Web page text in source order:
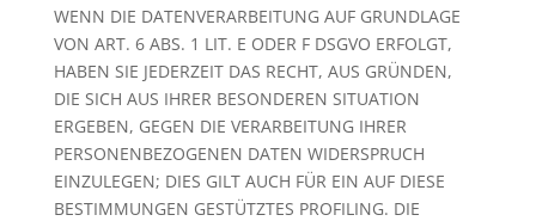
WENN DIE DATENVERARBEITUNG AUF GRUNDLAGE
VON ART. 6 ABS. 1 LIT. E ODER F DSGVO ERFOLGT,
HABEN SIE JEDERZEIT DAS RECHT, AUS GRÜNDEN,
DIE SICH AUS IHRER BESONDEREN SITUATION
ERGEBEN, GEGEN DIE VERARBEITUNG IHRER
PERSONENBEZOGENEN DATEN WIDERSPRUCH
EINZULEGEN; DIES GILT AUCH FÜR EIN AUF DIESE
BESTIMMUNGEN GESTÜTZTES PROFILING. DIE